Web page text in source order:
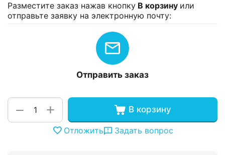
Разместите заказ нажав кнопку В корзину или
отправьте заявку на электронную почту:
Отправить заказ
+
− В корзину
Отложить Задать вопрос